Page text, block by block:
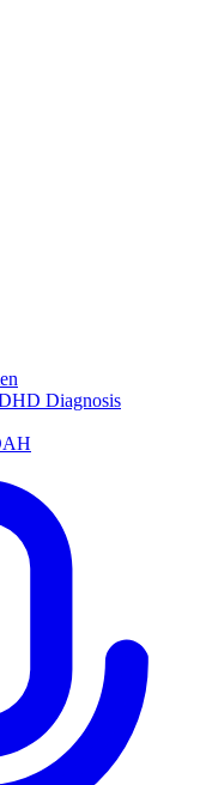
Diagnosis